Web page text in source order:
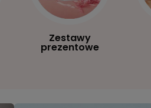
Zestawy
prezentowe